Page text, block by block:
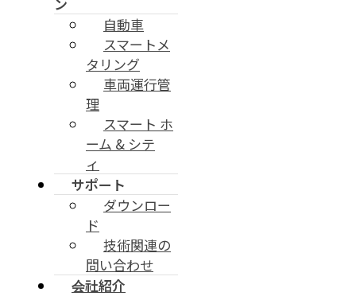
ン
自動車
スマートメ
タリング
車両運行管
理
スマート ホ
ーム & シテ
ィ
サポート
ダウンロー
ド
技術関連の
問い合わせ
会社紹介